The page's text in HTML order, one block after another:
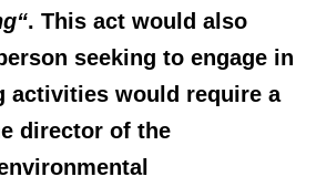
. This act would also
seeking to engage in
activities would require a
director of the